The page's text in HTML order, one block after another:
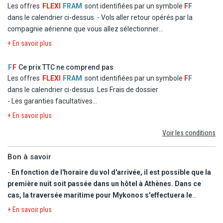
confirmés dans le carnet de voyage transmis quelques jours avant
le départ. La localisation des hôtels peut varier selon la période.
de la réception).
Les offres FLEXI FRAM sont identifiées par un symbole FF
dans le calendrier ci-dessus. - Vols aller retour opérés par la
compagnie aérienne que vous allez sélectionner
- Logement en chambre double standard dans les hôtels
- La formule Petit Déjeuner
- Les taxes d'aéroport et de solidarité
- Le transfert
+ En savoir plus
F F Ce prix TTC ne comprend pas
Les offres FLEXI FRAM sont identifiées par un symbole FF
dans le calendrier ci-dessus.
Les Frais de dossier
- Les garanties facultatives
- Les autres repas et les boissons
+ En savoir plus
Voir les conditions
Bon à savoir
- En fonction de l'horaire du vol d'arrivée, il est possible que la
première nuit soit passée dans un hôtel à Athènes. Dans ce
cas, la traversée maritime pour Mykonos s'effectuera le
lendemain (jour 2). Soit 1 nuit à Athènes, 4 nuits à Mykonos, 4
+ En savoir plus